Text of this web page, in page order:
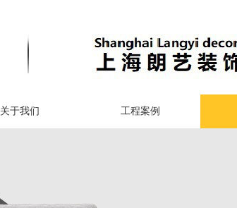
关于我们 工程案例